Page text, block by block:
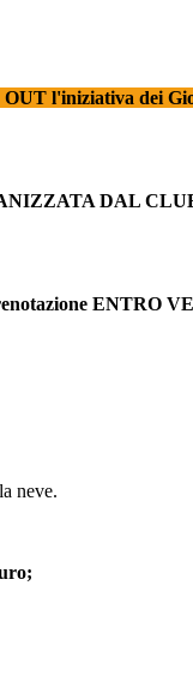
l'iniziativa dei
DAL
ENTRO
neve.